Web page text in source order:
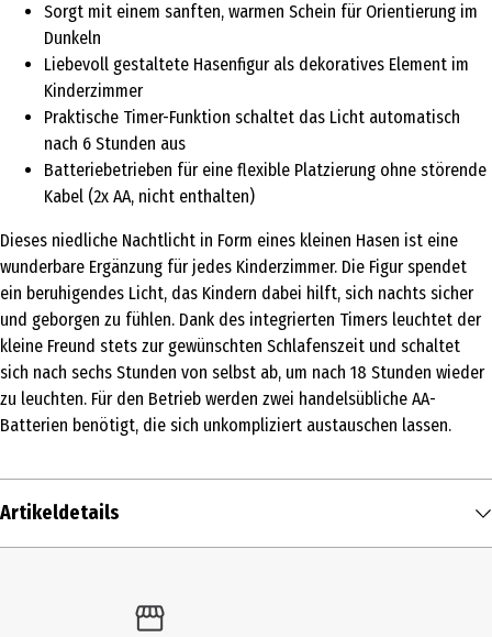
Sorgt mit einem sanften, warmen Schein für Orientierung im
Dunkeln
Liebevoll gestaltete Hasenfigur als dekoratives Element im
Kinderzimmer
Praktische Timer-Funktion schaltet das Licht automatisch
nach 6 Stunden aus
Batteriebetrieben für eine flexible Platzierung ohne störende
Kabel (2x AA, nicht enthalten)
Dieses niedliche Nachtlicht in Form eines kleinen Hasen ist eine
wunderbare Ergänzung für jedes Kinderzimmer. Die Figur spendet
ein beruhigendes Licht, das Kindern dabei hilft, sich nachts sicher
und geborgen zu fühlen. Dank des integrierten Timers leuchtet der
kleine Freund stets zur gewünschten Schlafenszeit und schaltet
sich nach sechs Stunden von selbst ab, um nach 18 Stunden wieder
zu leuchten. Für den Betrieb werden zwei handelsübliche AA-
Batterien benötigt, die sich unkompliziert austauschen lassen.
Artikeldetails